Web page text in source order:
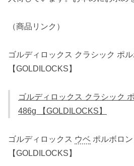
（商品リンク）
ゴルディロックス クラシック ポ
【GOLDILOCKS】
ゴルディロックス クラシック
486g 【GOLDILOCKS】
ゴルディロックス ウベ ポルボロ
【GOLDILOCKS】